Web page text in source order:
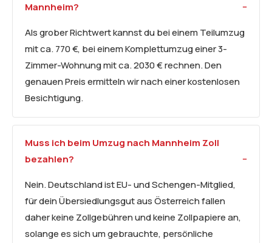
Mannheim?
Als grober Richtwert kannst du bei einem Teilumzug
mit ca. 770 €, bei einem Komplettumzug einer 3-
Zimmer-Wohnung mit ca. 2030 € rechnen. Den
genauen Preis ermitteln wir nach einer kostenlosen
Besichtigung.
Muss ich beim Umzug nach Mannheim Zoll
bezahlen?
Nein. Deutschland ist EU- und Schengen-Mitglied,
für dein Übersiedlungsgut aus Österreich fallen
daher keine Zollgebühren und keine Zollpapiere an,
solange es sich um gebrauchte, persönliche